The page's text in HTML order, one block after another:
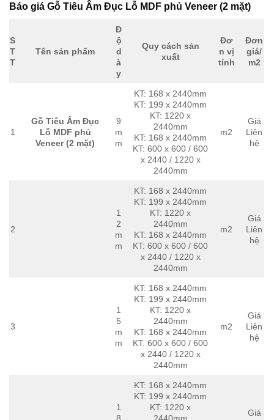
Báo giá Gỗ Tiêu Âm Đục Lỗ MDF phủ Veneer (2 mặt)
S
T
T
Tên sản phẩm
Đ
ộ
d
à
y
Quy cách sản
xuất
Đơ
n vị
tính
Đơn
giá/
m2
1
Gỗ Tiêu Âm Đục
Lỗ MDF phủ
Veneer (2 mặt)
9
m
m
KT: 168 x 2440mm
KT: 199 x 2440mm
KT: 1220 x
2440mm
KT: 168 x 2440mm
KT: 600 x 600 / 600
x 2440 / 1220 x
2440mm
m2
Giá
Liên
hệ
2
1
2
m
m
KT: 168 x 2440mm
KT: 199 x 2440mm
KT: 1220 x
2440mm
KT: 168 x 2440mm
KT: 600 x 600 / 600
x 2440 / 1220 x
2440mm
m2
Giá
Liên
hệ
3
1
5
m
m
KT: 168 x 2440mm
KT: 199 x 2440mm
KT: 1220 x
2440mm
KT: 168 x 2440mm
KT: 600 x 600 / 600
x 2440 / 1220 x
2440mm
m2
Giá
Liên
hệ
1
KT: 168 x 2440mm
KT: 199 x 2440mm
KT: 1220 x
Giá